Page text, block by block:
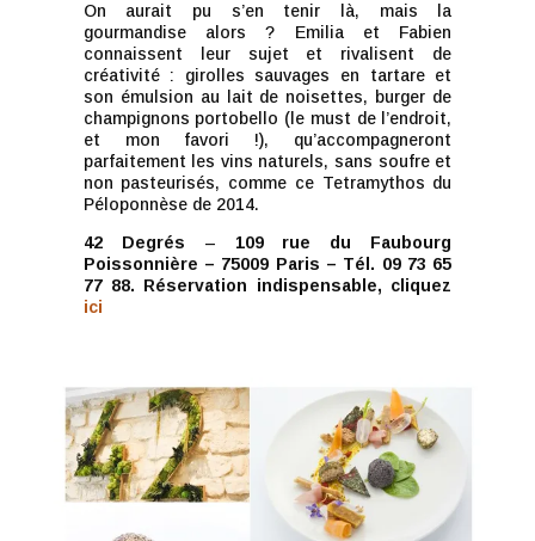
On aurait pu s’en tenir là, mais la
gourmandise alors ? Emilia et Fabien
connaissent leur sujet et rivalisent de
créativité : girolles sauvages en tartare et
son émulsion au lait de noisettes, burger de
champignons portobello (le must de l’endroit,
et mon favori !), qu’accompagneront
parfaitement les vins naturels, sans soufre et
non pasteurisés, comme ce Tetramythos du
Péloponnèse de 2014.
42 Degrés – 109 rue du Faubourg
Poissonnière – 75009 Paris – Tél. 09 73 65
77 88. Réservation indispensable, cliquez
ici